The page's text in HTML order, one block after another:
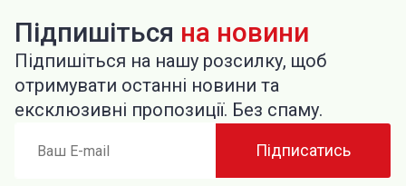
Підпишіться на новини
Підпишіться на нашу розсилку, щоб
отримувати останні новини та
ексклюзивні пропозиції. Без спаму.
Підписатись